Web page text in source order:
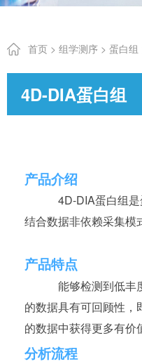
首页 > 组学测序 > 蛋白组
4D-DIA蛋白组
产品介绍
4D-DIA蛋白组
结合数据非依赖采集模
产品特点
能够检测到低丰
的数据具有可回顾性
的数据中获得更多有价
分析流程